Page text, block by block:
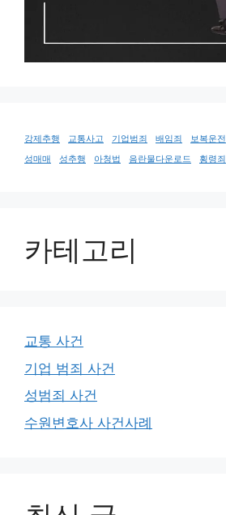
강제추행 교통사고 기업범죄 배임죄 보복운전
성매매
성추행 아청법 음란물다운로드 횡령죄
카테고리
교통 사건
기업 범죄 사건
성범죄 사건
수원변호사 사건사례